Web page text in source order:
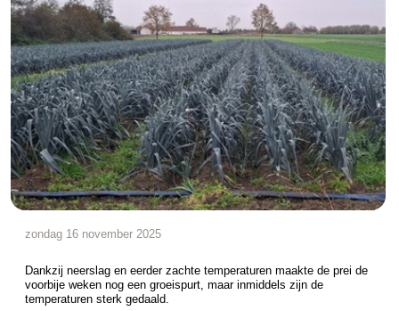
zondag 16 november 2025
Dankzij neerslag en eerder zachte temperaturen maakte de prei de
voorbije weken nog een groeispurt, maar inmiddels zijn de
temperaturen sterk gedaald.